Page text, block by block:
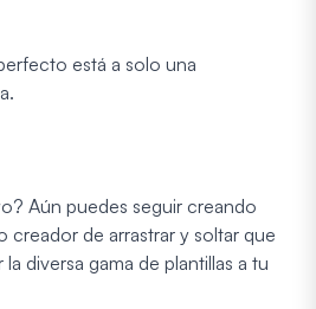
está a solo una
Aún puedes seguir creando
creador de arrastrar y soltar que
diversa gama de plantillas a tu